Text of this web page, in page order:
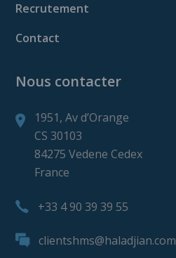
Recrutement
Contact
Nous contacter
1951, Av d’Orange
CS 30103
84275 Vedene Cedex
France
+33 4 90 39 39 55
clientshms@haladjian.com